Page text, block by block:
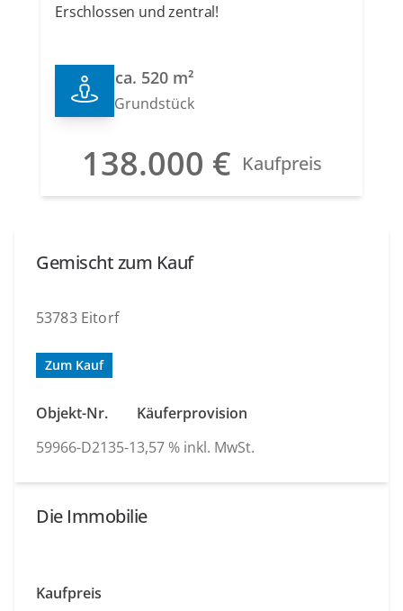
Erschlossen und zentral!
ca. 520 m²
Grundstück
138.000 € Kaufpreis
Gemischt zum Kauf
53783 Eitorf
Zum Kauf
Objekt-Nr.
59966-D2135-1
Käuferprovision
3,57 % inkl. MwSt.
Die Immobilie
Kaufpreis